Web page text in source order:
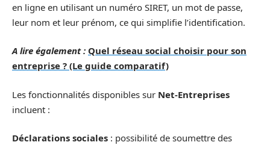
en ligne en utilisant un numéro SIRET, un mot de passe,
leur nom et leur prénom, ce qui simplifie l’identification.
A lire également : Quel réseau social choisir pour son
entreprise ? (Le guide comparatif)
Les fonctionnalités disponibles sur Net-Entreprises
incluent :
Déclarations sociales : possibilité de soumettre des